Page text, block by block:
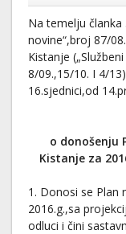
Na temelju članka
novine“,broj 87/
Kistanje
8/09.,15/10. I 4/
16.sjednici,od
o donošenju
Kistanje za
1. Donosi se Plan
2016.g.,sa
odluci i čini